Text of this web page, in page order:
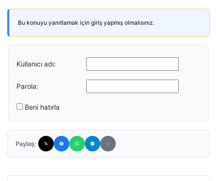
Bu konuyu yanıtlamak için giriş yapmış olmalısınız.
Kullanıcı adı:
Parola:
Beni hatırla
Paylaş: